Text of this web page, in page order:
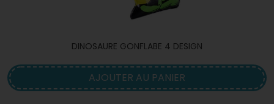
DINOSAURE GONFLABE 4 DESIGN
AJOUTER AU PANIER